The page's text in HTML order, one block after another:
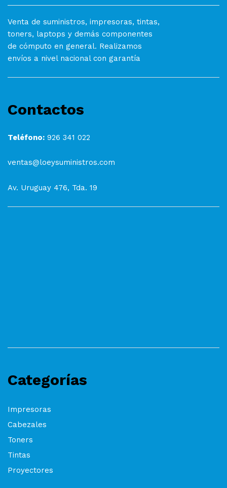
Venta de suministros, impresoras, tintas,
toners, laptops y demás componentes
de cómputo en general. Realizamos
envíos a nivel nacional con garantía
Contactos
Teléfono: 926 341 022
ventas@loeysuministros.com
Av. Uruguay 476, Tda. 19
Categorías
Impresoras
Cabezales
Toners
Tintas
Proyectores